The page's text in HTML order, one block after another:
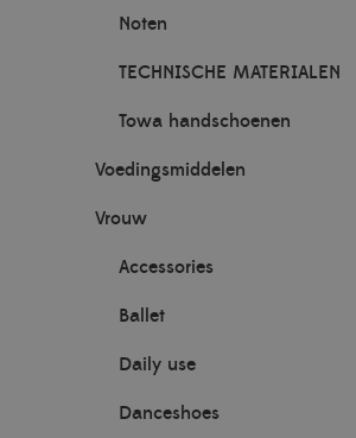
Noten
TECHNISCHE MATERIALEN
Towa handschoenen
Voedingsmiddelen
Vrouw
Accessories
Ballet
Daily use
Danceshoes